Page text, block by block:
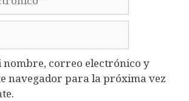
nombre, correo electrónico y
navegador para la próxima vez